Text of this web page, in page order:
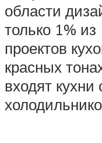
области
только 1%
проектов
красных
входят